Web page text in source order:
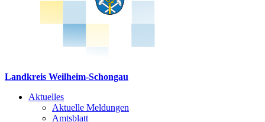
Landkreis Weilheim-Schongau
Aktuelles
Aktuelle Meldungen
Amtsblatt